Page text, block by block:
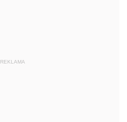
REKLAMA